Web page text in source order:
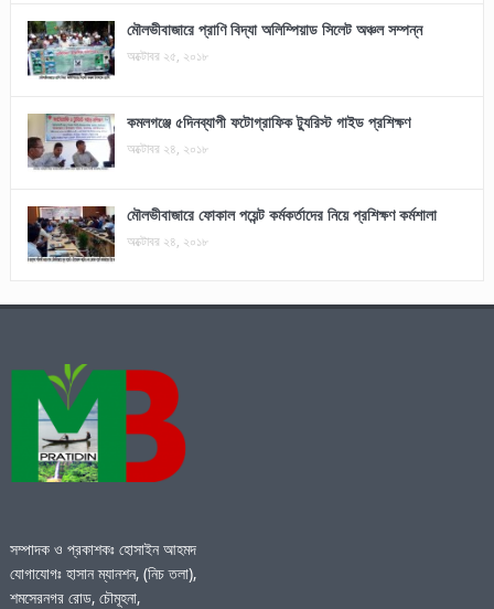
মৌলভীবাজারে প্রাণি বিদ্যা অলিম্পিয়াড সিলেট অঞ্চল সম্পন্ন
অক্টোবর ২৫, ২০১৮
কমলগঞ্জে ৫দিনব্যাপী ফটোগ্রাফিক ট্যুরিস্ট গাইড প্রশিক্ষণ
অক্টোবর ২৪, ২০১৮
মৌলভীবাজারে ফোকাল পয়েন্ট কর্মকর্তাদের নিয়ে প্রশিক্ষণ কর্মশালা
অক্টোবর ২৪, ২০১৮
সম্পাদক ও প্রকাশকঃ হোসাইন আহমদ
যোগাযোগঃ হাসান ম্যানশন, (নিচ তলা),
শমসেরনগর রোড, চৌমূহনা,